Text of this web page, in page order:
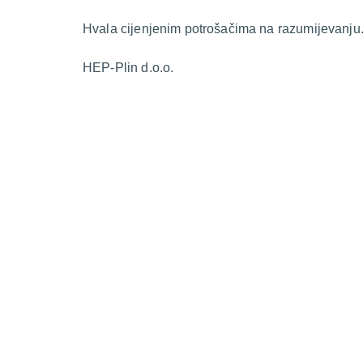
Hvala cijenjenim potrošačima na razumijevanju.
HEP-Plin d.o.o.